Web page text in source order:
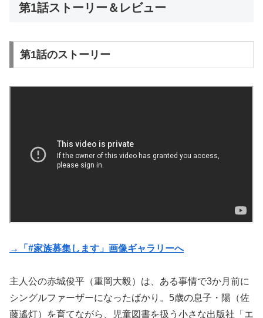
第1話ストーリー＆レビュー
第1話のストーリー
→「#家族募集します」画像ギャラリーへ
主人公の赤城俊平（重岡大毅）は、ある事情で3か月前に
シングルファーザーになったばかり。5歳の息子・陽（佐
藤遙灯）を育てながら、児童図書を扱う小さな出版社「エ